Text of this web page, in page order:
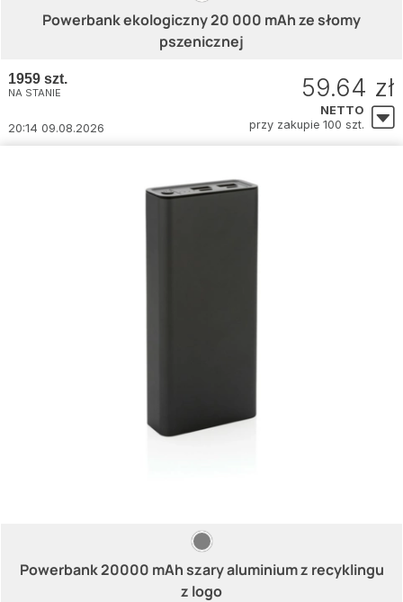
Powerbank ekologiczny 20 000 mAh ze słomy
pszenicznej
1959 szt.
NA STANIE
20:14 09.08.2026
59.64 zł
NETTO
przy zakupie 100 szt.
Powerbank 20000 mAh szary aluminium z recyklingu
z logo